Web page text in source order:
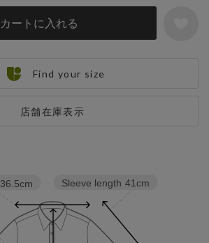
カートに入れる
店舗在庫表示
Find your size
Sleeve length 41cm
36.5cm